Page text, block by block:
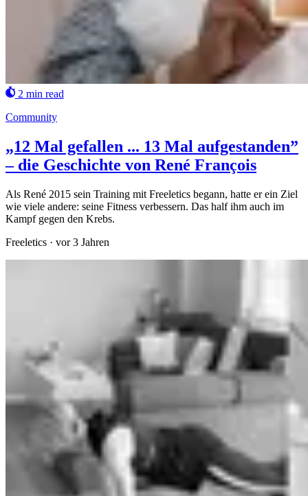
2 min read
Community
„12 Mal gefallen ... 13 Mal aufgestanden”
– die Geschichte von René François
Als René 2015 sein Training mit Freeletics begann, hatte er ein Ziel
wie viele andere: seine Fitness verbessern. Das half ihm auch im
Kampf gegen den Krebs.
Freeletics · vor 3 Jahren